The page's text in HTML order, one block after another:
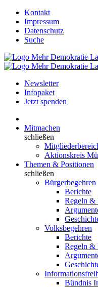
Kontakt
Impressum
Datenschutz
Suche
Newsletter
Infopaket
Jetzt spenden
Mitmachen
schließen
Aktionskreis
Themen & Positionen
schließen
Bürgerbegehren
Berichte
Regeln &
Volksbegehren
Berichte
Regeln &
Bündnis